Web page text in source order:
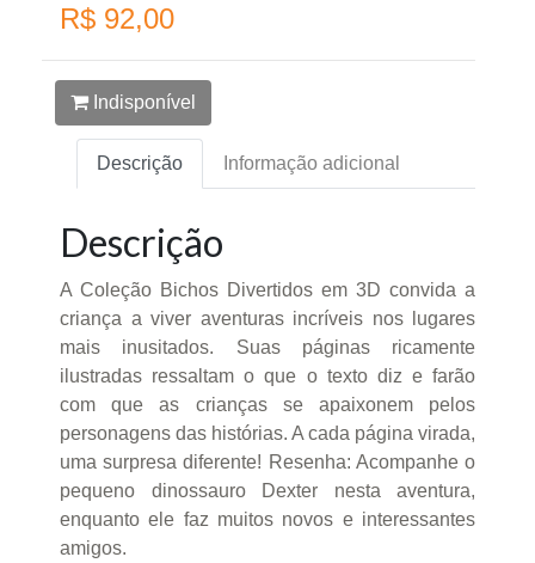
R$ 92,00
Indisponível
Descrição Informação adicional
Descrição
A Coleção Bichos Divertidos em 3D convida a
criança a viver aventuras incríveis nos lugares
mais inusitados. Suas páginas ricamente
ilustradas ressaltam o que o texto diz e farão
com que as crianças se apaixonem pelos
personagens das histórias. A cada página virada,
uma surpresa diferente! Resenha: Acompanhe o
pequeno dinossauro Dexter nesta aventura,
enquanto ele faz muitos novos e interessantes
amigos.